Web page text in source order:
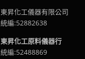
東昇化工儀器有限公司
統編:52882638
東昇化工原料儀器行
統編:52488869